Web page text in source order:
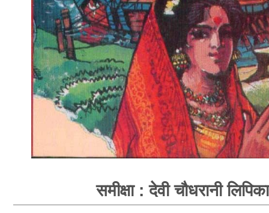
समीक्षा : देवी चौधरानी लिपिका